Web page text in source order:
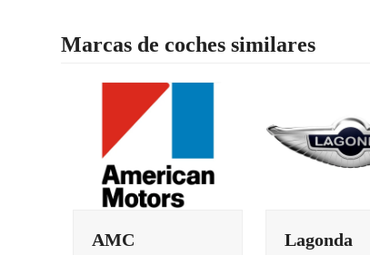
Marcas de coches similares
AMC
Lagonda